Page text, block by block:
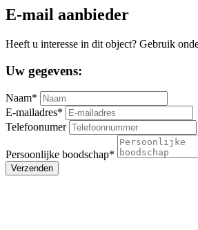
E-mail aanbieder
Heeft u interesse in dit object? Gebruik
Uw gegevens:
Naam*
E-mailadres*
Telefoonumer
Persoonlijke boodschap*
Verzenden